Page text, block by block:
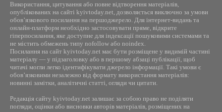
Використання, цитування або повне відтворення матеріалів,
опублікованих на сайті kyivtoday.net, дозволяється виключно за умови
обов’язкового посилання на першоджерело. Для інтернет-видань та
онлайн-платформ необхідно застосовувати пряме, відкрите
гіперпосилання, яке доступне для індексації пошуковими системами та
не містить обмежень типу nofollow або noindex.
Посилання на сайт kyivtoday.net має бути розміщене у видимій частині
матеріалу — у підзаголовку або в першому абзаці публікації, щоб
читачі могли легко ідентифікувати джерело інформації. Такі умови є
обов’язковими незалежно від формату використання матеріалів:
новинні замітки, аналітичні статті, огляди чи цитати.
Редакція сайту kyivtoday.net залишає за собою право не поділяти
погляди, оцінки або висновки авторів матеріалів, розміщених на